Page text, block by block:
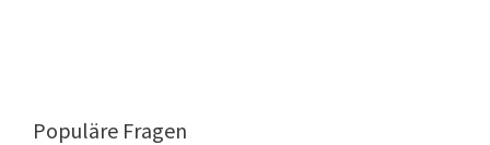
Populäre Fragen